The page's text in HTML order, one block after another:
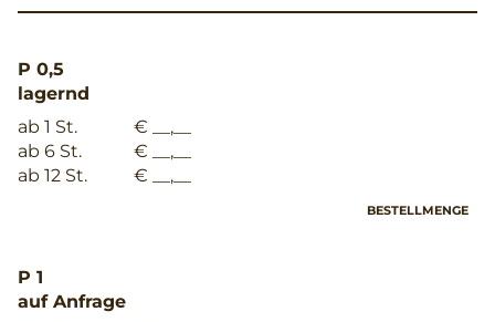
P 0,5
lagernd
ab 1 St.
€ __,__
ab 6 St.
€ __,__
ab 12 St.
€ __,__
BESTELLMENGE
P 1
auf Anfrage